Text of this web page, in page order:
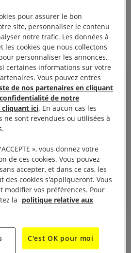
injustifiée et très forte les
de réunion pacifique
ne peuvent pas
librement ni
sans
peuvent-ils
à ce référendum ?
adjoint pour l’Asie du Sud-Est et le
à Amnesty International.
provisoires favorisant la
le prétend le gouvernement,
pour assurer le bon
site, personnaliser le contenu
notre trafic. Les données à
les cookies que nous collectons
personnaliser les annonces.
certaines informations sur votre
Vous pouvez entres
de nos partenaires en cliquant
de notre
cliquant ici. En aucun cas les
ne sont revendues ou utilisées à
», vous donnez votre
de ces cookies. Vous pouvez
accepter, et dans ce cas, les
des cookies s'appliqueront. Vous
modifier vos préférences. Pour
la politique relative aux
C'est OK pour moi